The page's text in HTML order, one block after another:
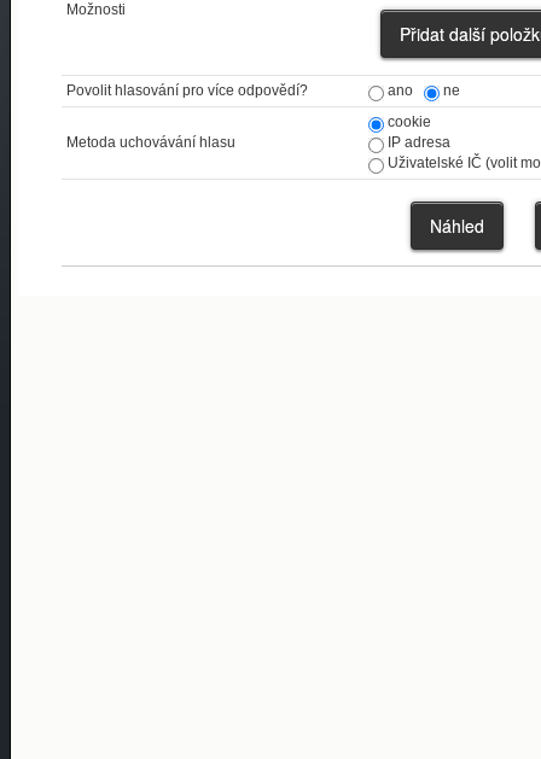
Možnosti
Povolit hlasování pro více odpovědí? ano ne
Metoda uchovávání hlasu
cookie
IP adresa
Uživatelské IČ (volit